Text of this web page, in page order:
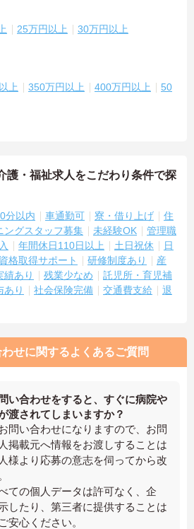
25万円以上 30万円以上
上 350万円以上 400万円以上
50
護・福祉求人をこだわり条件で探
分以内 車通勤可 寮・借り上げ
住
ングスタッフ募集 未経験OK
管理職
年間休日110日以上 土日祝休
日
資格取得サポート 研修制度あり
産
績あり
残業少なめ
託児所・育児補
あり 社会保険完備 交通費支給
退
せに関するよくあるご質問
い合わせをすると、すぐに病院や
渡されてしまいますか？
問い合わせになりますので、お問
掲載元へ情報をお渡しすることは
様より応募の意志を伺ってから改
ての個人データは許可なく、企
したり、第三者に提供することは
安心ください。